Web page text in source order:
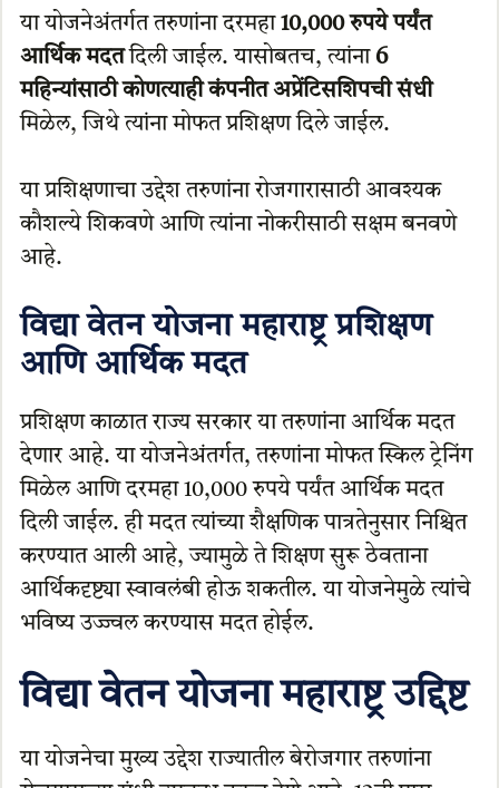
या योजनेअंतर्गत तरुणांना दरमहा 10,000 रुपये पर्यंत
आर्थिक मदतदिली जाईल. यासोबतच, त्यांना 6
महिन्यांसाठी कोणत्याही कंपनीत अप्रेंटिसशिपची संधी
मिळेल, जिथे त्यांना मोफत प्रशिक्षण दिले जाईल.
या प्रशिक्षणाचा उद्देश तरुणांना रोजगारासाठी आवश्यक
कौशल्ये शिकवणे आणि त्यांना नोकरीसाठी सक्षम बनवणे
आहे.
विद्या वेतन योजना महाराष्ट्र प्रशिक्षण
आणि आर्थिक मदत
प्रशिक्षण काळात राज्य सरकार या तरुणांना आर्थिक मदत
देणार आहे. या योजनेअंतर्गत, तरुणांना मोफत स्किल ट्रेनिंग
मिळेल आणि दरमहा 10,000 रुपये पर्यंत आर्थिक मदत
दिली जाईल. ही मदत त्यांच्या शैक्षणिक पात्रतेनुसार निश्चित
करण्यात आली आहे, ज्यामुळे ते शिक्षण सुरू ठेवताना
आर्थिकदृष्ट्या स्वावलंबी होऊ शकतील. या योजनेमुळे त्यांचे
भविष्य उज्ज्वल करण्यास मदत होईल.
विद्या वेतन योजना महाराष्ट्र उद्दिष्ट
या योजनेचा मुख्य उद्देश राज्यातील बेरोजगार तरुणांना